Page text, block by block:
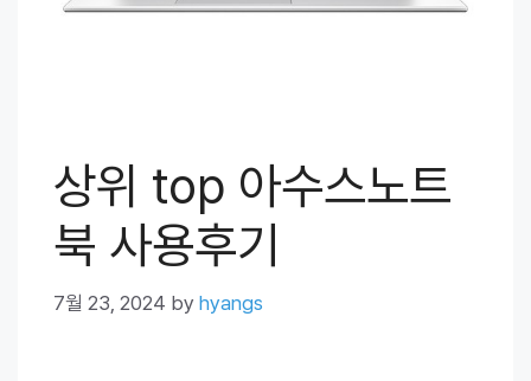
상위 top 아수스노트
북 사용후기
7월 23, 2024 by hyangs